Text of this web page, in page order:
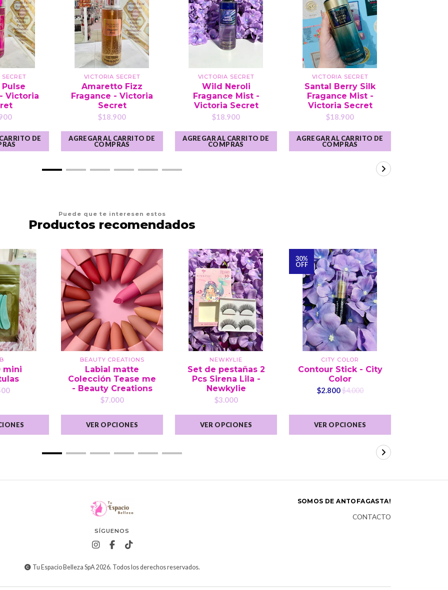
Victoria
DE
VICTORIA SECRET
Amaretto Fizz
Fragance - Victoria
Secret
$18.900
AGREGAR AL CARRITO DE
COMPRAS
VICTORIA SECRET
Wild Neroli
Fragance Mist -
Victoria Secret
$18.900
AGREGAR AL CARRITO DE
COMPRAS
VICTORIA SECRET
Santal Berry Silk
Fragance Mist -
Victoria Secret
$18.900
AGREGAR AL CARRITO DE
COMPRAS
Puede que te interesen estos
Productos recomendados
mini
BEAUTY CREATIONS
Labial matte
Colección Tease me
- Beauty Creations
$7.000
VER OPCIONES
NEWKYLIE
Set de pestañas 2
Pcs Sirena Lila -
Newkylie
$3.000
VER OPCIONES
30%
OFF
CITY COLOR
Contour Stick - City
Color
$2.800$4.000
VER OPCIONES
SÍGUENOS
Tu Espacio Belleza SpA 2026. Todos los derechos reservados.
SOMOS DE ANTOFAGASTA!
CONTACTO